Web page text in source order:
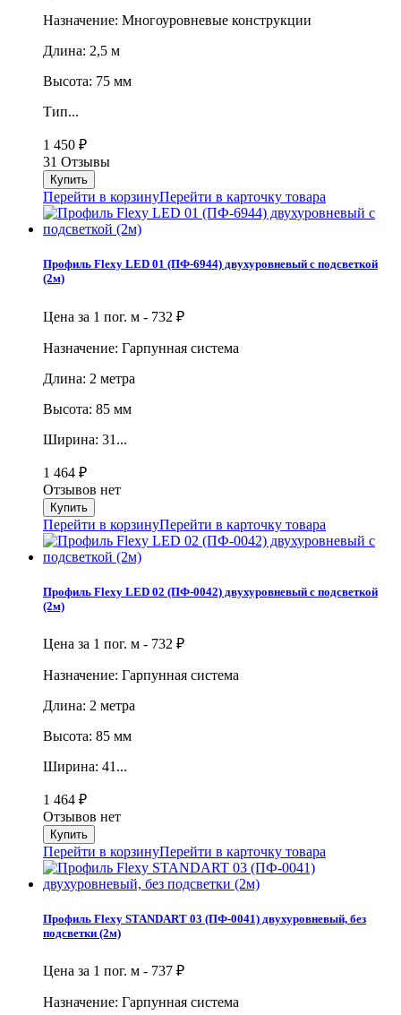
Назначение: Многоуровневые конструкции
Длина: 2,5 м
Высота: 75 мм
Тип...
1 450 ₽
31 Отзывы
Перейти в корзинуПерейти в карточку товара
Профиль Flexy LED 01 (ПФ-6944) двухуровневый с подсветкой
(2м)
Цена за 1 пог. м - 732 ₽
Назначение: Гарпунная система
Длина: 2 метра
Высота: 85 мм
Ширина: 31...
1 464 ₽
Отзывов нет
Перейти в корзинуПерейти в карточку товара
Профиль Flexy LED 02 (ПФ-0042) двухуровневый с подсветкой
(2м)
Цена за 1 пог. м - 732 ₽
Назначение: Гарпунная система
Длина: 2 метра
Высота: 85 мм
Ширина: 41...
1 464 ₽
Отзывов нет
Перейти в корзинуПерейти в карточку товара
Профиль Flexy STANDART 03 (ПФ-0041) двухуровневый, без
подсветки (2м)
Цена за 1 пог. м - 737 ₽
Назначение: Гарпунная система